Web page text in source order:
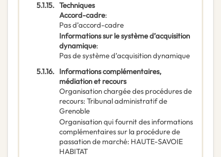
5.1.15. Techniques
Accord-cadre:
Pas d’accord-cadre
Informations sur le système d’acquisition
dynamique:
Pas de système d’acquisition dynamique
5.1.16. Informations complémentaires,
médiation et recours
Organisation chargée des procédures de
recours: Tribunal administratif de
Grenoble
Organisation qui fournit des informations
complémentaires sur la procédure de
passation de marché: HAUTE-SAVOIE
HABITAT